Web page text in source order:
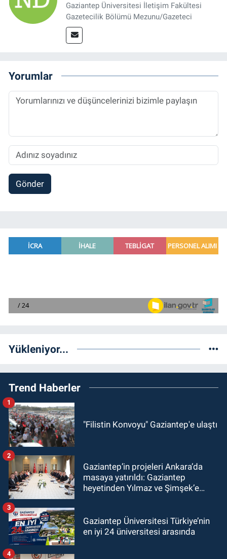
Gaziantep Üniversitesi İletişim Fakültesi
Gazetecilik Bölümü Mezunu/Gazeteci
Yorumlar
Gönder
Yükleniyor...
Trend Haberler
"Filistin Konvoyu" Gaziantep'e ulaştı
1
Gaziantep’in projeleri Ankara’da
masaya yatırıldı: Gaziantep
heyetinden Yılmaz ve Şimşek’e
2
Gaziantep Üniversitesi Türkiye’nin
en iyi 24 üniversitesi arasında
3
4